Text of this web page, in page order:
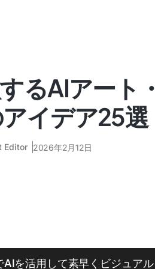
るAIアート・
イデア25選
Editor 2026年2月12日
を活用して素早くビジュアル